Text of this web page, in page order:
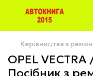
Керівництва з
OPEL VECTRA
Посібник з